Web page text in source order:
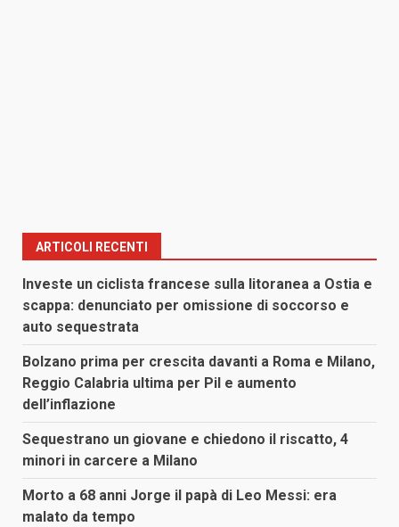
ARTICOLI RECENTI
Investe un ciclista francese sulla litoranea a Ostia e
scappa: denunciato per omissione di soccorso e
auto sequestrata
Bolzano prima per crescita davanti a Roma e Milano,
Reggio Calabria ultima per Pil e aumento
dell’inflazione
Sequestrano un giovane e chiedono il riscatto, 4
minori in carcere a Milano
Morto a 68 anni Jorge il papà di Leo Messi: era
malato da tempo